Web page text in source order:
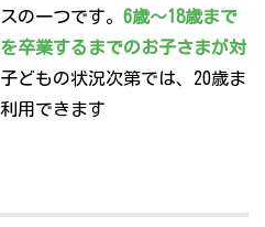
の一つです。 6歳～18歳まで
卒業するまでのお子さまが対
どもの状況次第では、20歳ま
用できます